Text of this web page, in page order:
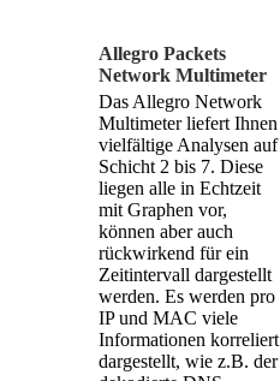
Allegro Packets
Network Multimeter
Das Allegro Network
Multimeter liefert Ihnen
vielfältige Analysen auf
Schicht 2 bis 7. Diese
liegen alle in Echtzeit
mit Graphen vor,
können aber auch
rückwirkend für ein
Zeitintervall dargestellt
werden. Es werden pro
IP und MAC viele
Informationen korreliert
dargestellt, wie z.B. der